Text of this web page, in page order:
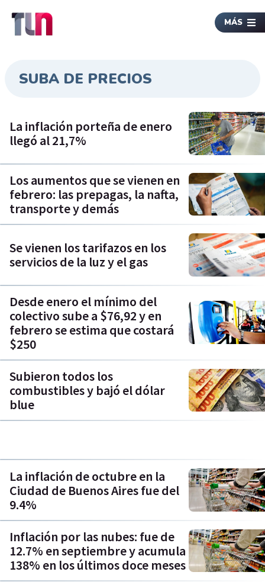
MÁS
SUBA DE PRECIOS
La inflación porteña de enero
llegó al 21,7%
Los aumentos que se vienen en
febrero: las prepagas, la nafta,
transporte y demás
Se vienen los tarifazos en los
servicios de la luz y el gas
Desde enero el mínimo del
colectivo sube a $76,92 y en
febrero se estima que costará
$250
Subieron todos los
combustibles y bajó el dólar
blue
La inflación de octubre en la
Ciudad de Buenos Aires fue del
9.4%
Inflación por las nubes: fue de
12.7% en septiembre y acumula
138% en los últimos doce meses